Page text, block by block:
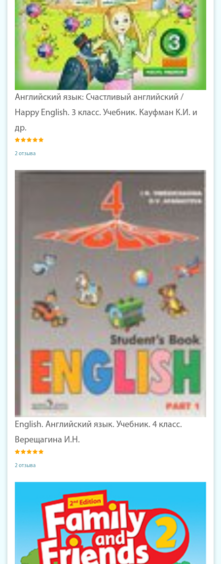
Английский язык: Счастливый английский /
Happy English. 3 класс. Учебник. Кауфман К.И. и
др.
2 отзыва
English. Английский язык. Учебник. 4 класс.
Верещагина И.Н.
2 отзыва